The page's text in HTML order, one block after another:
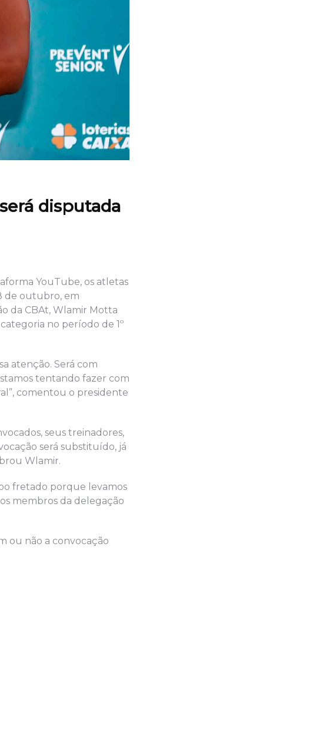
disputada
YouTube, os atletas
de outubro, em
da CBAt, Wlamir Motta
no período de 1º
atenção. Será com
tentando fazer com
comentou o presidente
seus treinadores,
será substituído, já
Wlamir.
fretado porque levamos
membros da delegação
ou não a convocação